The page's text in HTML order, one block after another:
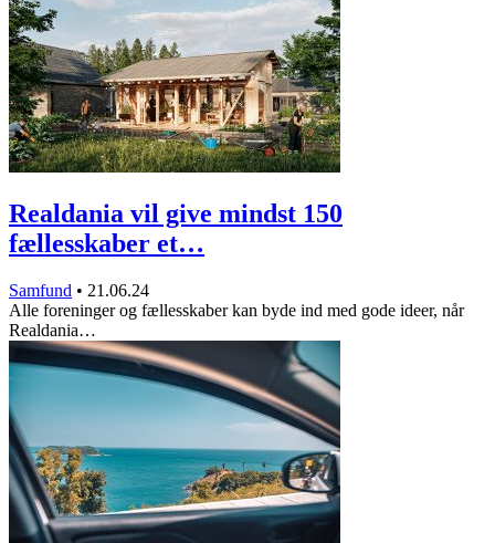
Realdania vil give mindst 150
fællesskaber et…
Samfund • 21.06.24
Alle foreninger og fællesskaber kan byde ind med gode ideer, når
Realdania…